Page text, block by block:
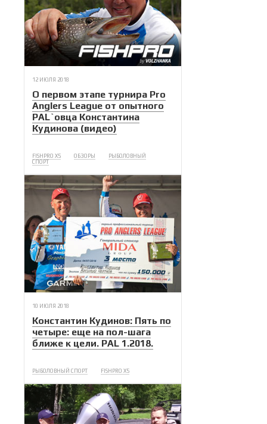
12 ИЮЛЯ 2018
О первом этапе турнира Pro
Anglers League от опытного
PAL`овца Константина
Кудинова (видео)
FISHPRO X5 ОБЗОРЫ
РЫБОЛОВНЫЙ
СПОРТ
10 ИЮЛЯ 2018
Константин Кудинов: Пять по
четыре: еще на пол-шага
ближе к цели. PAL 1.2018.
РЫБОЛОВНЫЙ СПОРТ FISHPRO X5